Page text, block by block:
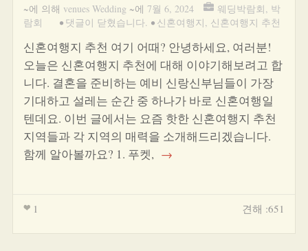
~에 의해 venues Wedding ~에 7월 6, 2024 웨딩박람회, 박
람회
• 댓글이 닫혔습니다. • 신혼여행지, 신혼여행지 추천
신혼여행지 추천 여기 어때? 안녕하세요, 여러분!
오늘은 신혼여행지 추천에 대해 이야기해보려고 합
니다. 결혼을 준비하는 예비 신랑신부님들이 가장
기대하고 설레는 순간 중 하나가 바로 신혼여행일
텐데요. 이번 글에서는 요즘 핫한 신혼여행지 추천
지역들과 각 지역의 매력을 소개해드리겠습니다.
함께 알아볼까요? 1. 푸켓, →
1 견해 :651